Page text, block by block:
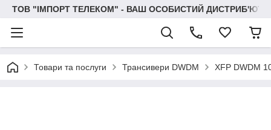
ТОВ "IМПОРТ ТЕЛЕКОМ" - ВАШ ОСОБИСТИЙ
Товари та послуги Трансивери DWDM XFP DWDM